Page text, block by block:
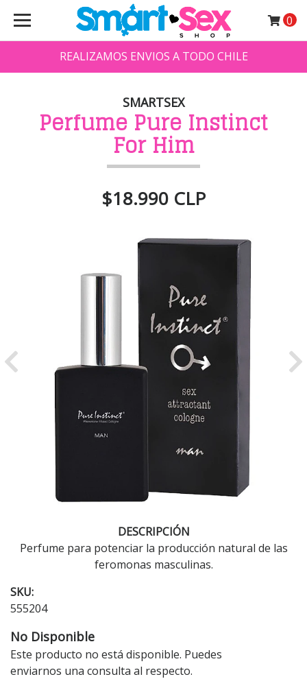
REALIZAMOS ENVIOS A TODO CHILE
0
SMARTSEX
Perfume Pure Instinct
For Him
$18.990 CLP
Previous
DESCRIPCIÓN
Perfume para potenciar la producción natural de las
feromonas masculinas.
SKU:
555204
No Disponible
Este producto no está disponible. Puedes
enviarnos una consulta al respecto.